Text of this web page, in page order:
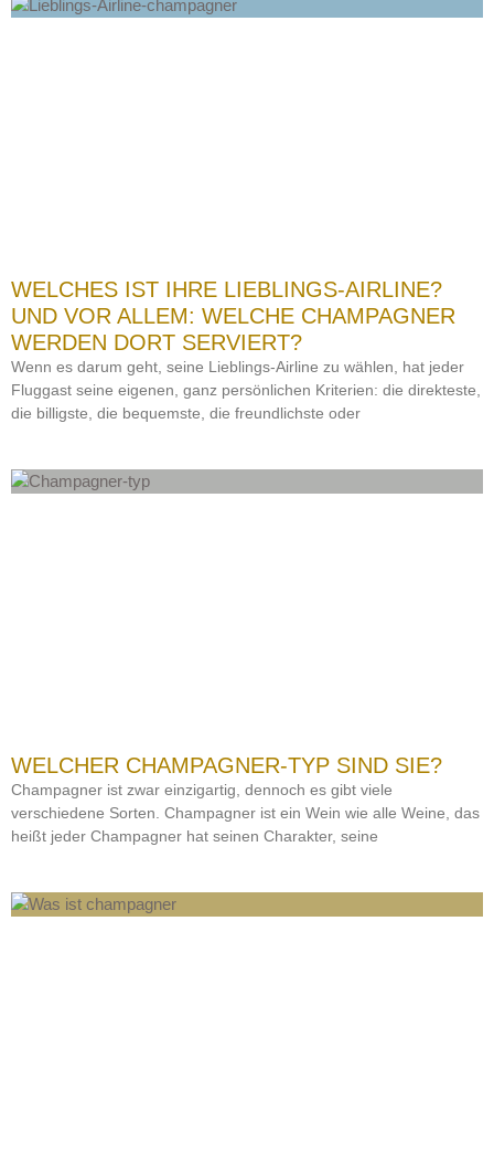
WELCHES IST IHRE LIEBLINGS-AIRLINE?
UND VOR ALLEM: WELCHE CHAMPAGNER
WERDEN DORT SERVIERT?
Wenn es darum geht, seine Lieblings-Airline zu wählen, hat jeder
Fluggast seine eigenen, ganz persönlichen Kriterien: die direkteste,
die billigste, die bequemste, die freundlichste oder
WELCHER CHAMPAGNER-TYP SIND SIE?
Champagner ist zwar einzigartig, dennoch es gibt viele
verschiedene Sorten. Champagner ist ein Wein wie alle Weine, das
heißt jeder Champagner hat seinen Charakter, seine